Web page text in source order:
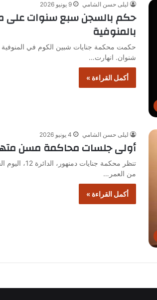
ليلى حسن الشامي 9 يونيو 2026
حكم بالسجن سبع سنوات على
بالمنوفية
شنوان. انهارت…
أكمل القراءة »
ليلى حسن الشامي 4 يونيو 2026
أولى جلسات محاكمة مسن
تنظر محكمة
من العمر…
أكمل القراءة »